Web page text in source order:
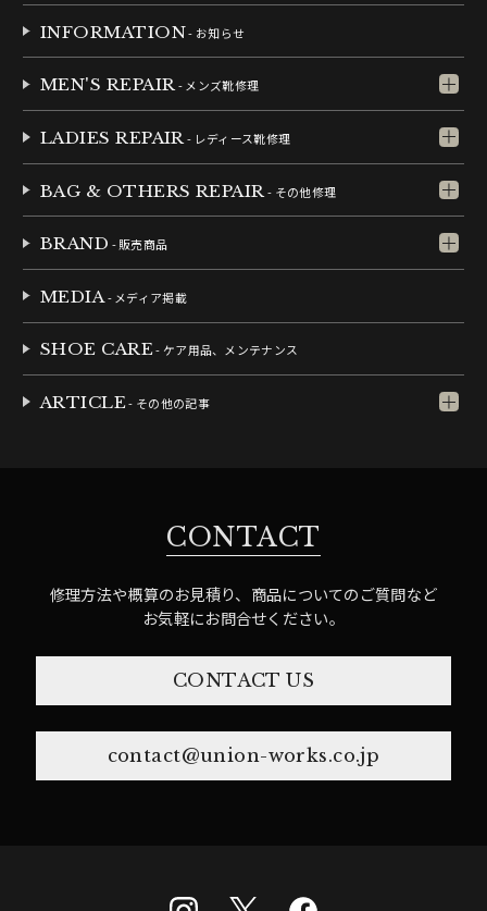
INFORMATION- お知らせ
MEN'S REPAIR- メンズ靴修理
LADIES REPAIR- レディース靴修理
BAG & OTHERS REPAIR - その他修理
BRAND - 販売商品
MEDIA- メディア掲載
SHOE CARE- ケア用品、メンテナンス
ARTICLE- その他の記事
CONTACT
修理方法や概算のお見積り、商品についてのご質問など
お気軽にお問合せください。
CONTACT US
contact@union-works.co.jp